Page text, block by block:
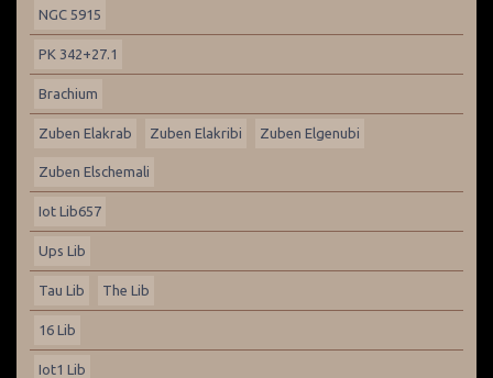
NGC 5915
PK 342+27.1
Brachium
Zuben Elakrab Zuben Elakribi Zuben Elgenubi
Zuben Elschemali
Iot Lib657
Ups Lib
Tau Lib The Lib
16 Lib
Iot1 Lib